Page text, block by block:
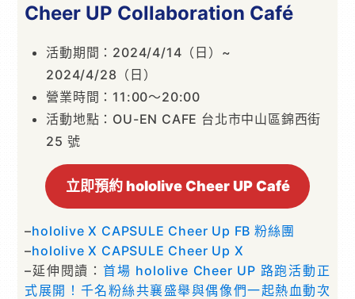
Cheer UP Collaboration Café
活動期間：2024/4/14（日）~
2024/4/28（日）
營業時間：11:00～20:00
活動地點：OU-EN CAFE 台北市中山區錦西街
25 號
立即預約 hololive Cheer UP Café
–hololive X CAPSULE Cheer Up FB 粉絲團
–hololive X CAPSULE Cheer Up X
–延伸閱讀：首場 hololive Cheer UP 路跑活動正
式展開！千名粉絲共襄盛舉與偶像們一起熱血動次